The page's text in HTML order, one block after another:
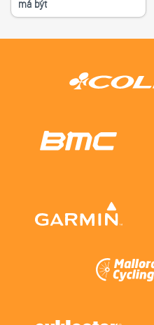
má být